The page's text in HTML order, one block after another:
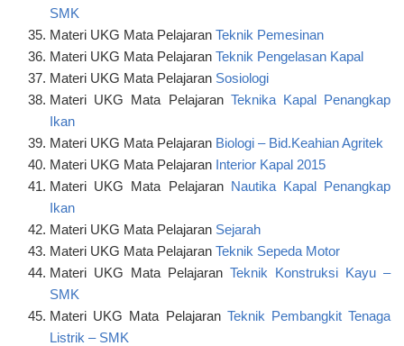
SMK
Materi UKG Mata Pelajaran Teknik Pemesinan
Materi UKG Mata Pelajaran Teknik Pengelasan Kapal
Materi UKG Mata Pelajaran Sosiologi
Materi UKG Mata Pelajaran Teknika Kapal Penangkap
Ikan
Materi UKG Mata Pelajaran Biologi – Bid.Keahian Agritek
Materi UKG Mata Pelajaran Interior Kapal 2015
Materi UKG Mata Pelajaran Nautika Kapal Penangkap
Ikan
Materi UKG Mata Pelajaran Sejarah
Materi UKG Mata Pelajaran Teknik Sepeda Motor
Materi UKG Mata Pelajaran Teknik Konstruksi Kayu –
SMK
Materi UKG Mata Pelajaran Teknik Pembangkit Tenaga
Listrik – SMK